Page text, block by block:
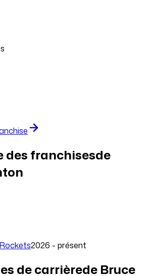
des franchisesde
2026 - présent
de carrièrede Bruce